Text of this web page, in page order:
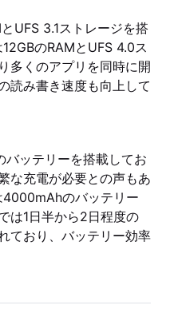
UFS 3.1ストレージを搭
のRAMとUFS 4.0ス
多くのアプリを同時に開
読み書き速度も向上して
ッテリーを搭載してお
な充電が必要との声もあ
のバッテリー
は1日半から2日程度の
ており、バッテリー効率